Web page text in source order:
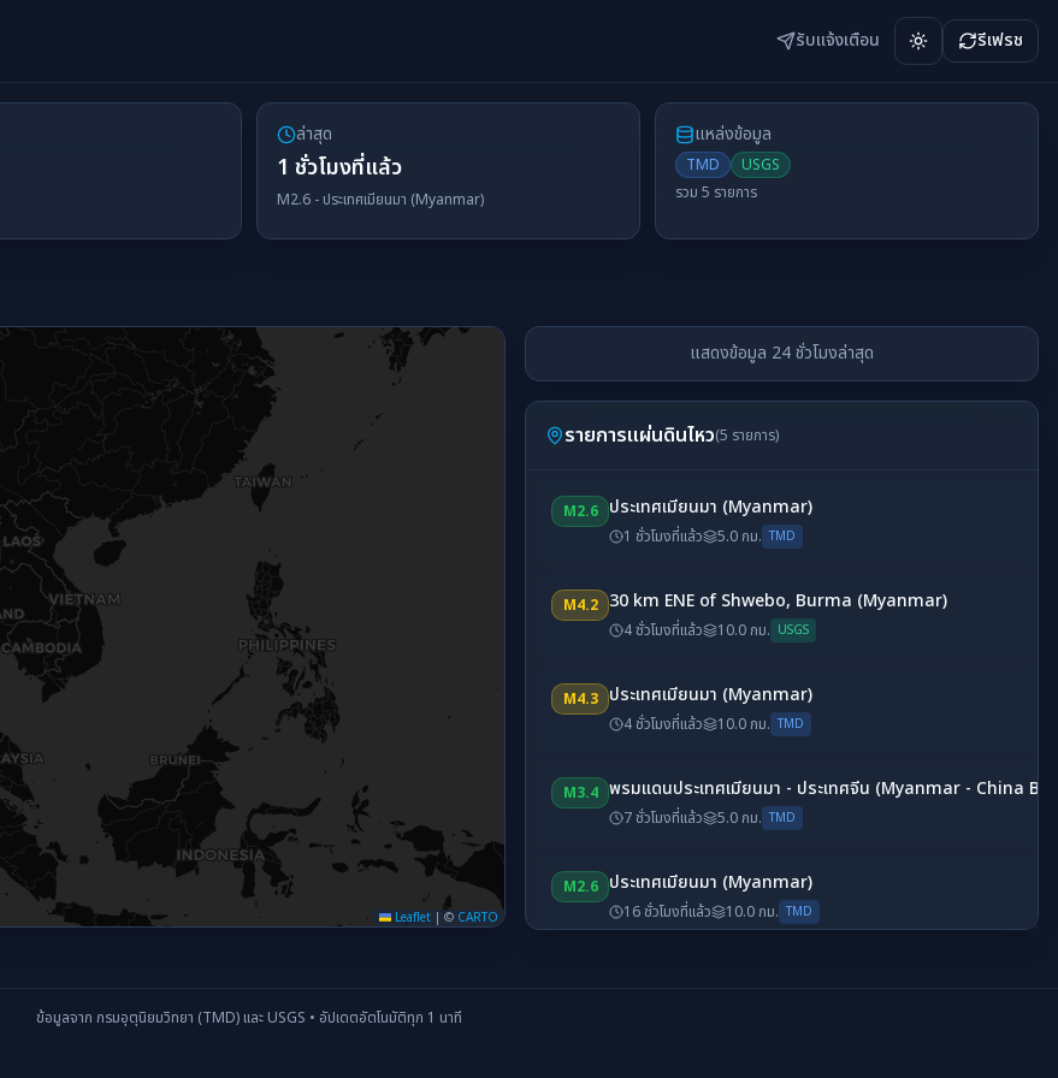
รับแจ้งเตือน Toggle theme
รีเฟรช
ล่าสุด
1 ชั่วโมงที่แล้ว
M2.6 - ประเทศเมียนมา (Myanmar)
แหล่งข้อมูล
TMD
USGS
รวม 5 รายการ
Leaflet | © CARTO
แสดงข้อมูล 24 ชั่วโมงล่าสุด
รายการแผ่นดินไหว(5 รายการ)
M2.6 ประเทศเมียนมา (Myanmar)
1 ชั่วโมงที่แล้ว 5.0 กม. TMD
M4.2 30 km ENE of Shwebo, Burma (Myanmar)
4 ชั่วโมงที่แล้ว 10.0 กม. USGS
M4.3 ประเทศเมียนมา (Myanmar)
4 ชั่วโมงที่แล้ว 10.0 กม. TMD
M3.4 พรมแดนประเทศเมียนมา - ประเทศจีน (Myanmar - China
7 ชั่วโมงที่แล้ว 5.0 กม. TMD
M2.6 ประเทศเมียนมา (Myanmar)
16 ชั่วโมงที่แล้ว 10.0 กม. TMD
ข้อมูลจาก กรมอุตุนิยมวิทยา (TMD) และ USGS • อัปเดตอัตโนมัติทุก 1 นาที